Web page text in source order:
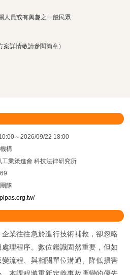
人員或有興趣之一般民眾
詳情敬請參閱簡章）
～2026/09/22 18:00
構
工業策進會 科技法律研究所
隊
業往往急於進行技術補救，卻忽略
理程序。數位鑑識固然重要，但如
流程、與相關單位溝通、降低損害